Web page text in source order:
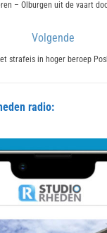
– Olburgen uit de vaart
Volgende
strafeis in hoger beroep
radio: